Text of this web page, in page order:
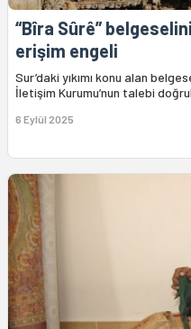
“Bîra Sûrê”
erişim engeli
Sur’daki yıkımı konu alan
İletişim Kurumu’nun talebi
6 Eylül 2025